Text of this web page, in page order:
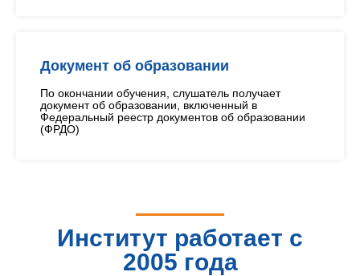
Документ об образовании
По окончании обучения, слушатель получает
документ об образовании, включенный в
Федеральный реестр документов об образовании
(ФРДО)
Институт работает с
2005 года